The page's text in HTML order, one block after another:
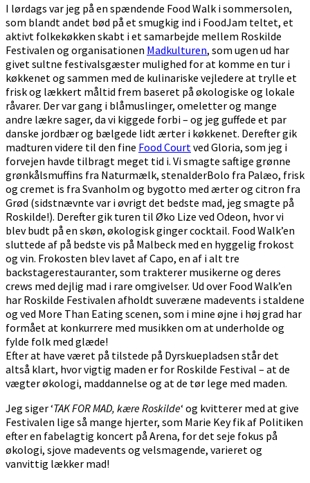
I lørdags var jeg på en spændende Food Walk i sommersolen,
som blandt andet bød på et smugkig ind i FoodJam teltet, et
aktivt folkekøkken skabt i et samarbejde mellem Roskilde
Festivalen og organisationen Madkulturen, som ugen ud har
givet sultne festivalsgæster mulighed for at komme en tur i
køkkenet og sammen med de kulinariske vejledere at trylle et
frisk og lækkert måltid frem baseret på økologiske og lokale
råvarer. Der var gang i blåmuslinger, omeletter og mange
andre lækre sager, da vi kiggede forbi – og jeg guffede et par
danske jordbær og bælgede lidt ærter i køkkenet. Derefter gik
madturen videre til den fine Food Court ved Gloria, som jeg i
forvejen havde tilbragt meget tid i. Vi smagte saftige grønne
grønkålsmuffins fra Naturmælk, stenalderBolo fra Palæo, frisk
og cremet is fra Svanholm og bygotto med ærter og citron fra
Grød (sidstnævnte var i øvrigt det bedste mad, jeg smagte på
Roskilde!). Derefter gik turen til Øko Lize ved Odeon, hvor vi
blev budt på en skøn, økologisk ginger cocktail. Food Walk’en
sluttede af på bedste vis på Malbeck med en hyggelig frokost
og vin. Frokosten blev lavet af Capo, en af i alt tre
backstagerestauranter, som trakterer musikerne og deres
crews med dejlig mad i rare omgivelser. Ud over Food Walk’en
har Roskilde Festivalen afholdt suveræne madevents i staldene
og ved More Than Eating scenen, som i mine øjne i høj grad har
formået at konkurrere med musikken om at underholde og
fylde folk med glæde!
Efter at have været på tilstede på Dyrskuepladsen står det
altså klart, hvor vigtig maden er for Roskilde Festival – at de
vægter økologi, maddannelse og at de tør lege med maden.
Jeg siger ‘TAK FOR MAD, kære Roskilde‘ og kvitterer med at give
Festivalen lige så mange hjerter, som Marie Key fik af Politiken
efter en fabelagtig koncert på Arena, for det seje fokus på
økologi, sjove madevents og velsmagende, varieret og
vanvittig lækker mad!